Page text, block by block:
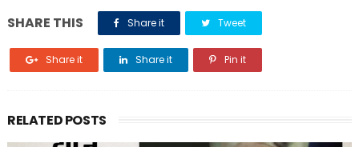
SHARE THIS Share it Tweet
Share it Share it Pin it
RELATED POSTS